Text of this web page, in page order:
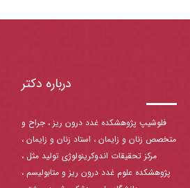
درباره دکتر
فلوشیپ پژوهشکده غدد درون ریز ، جراح و
متخصص زنان و زایمان ، استاد زنان و زایمان ،
مرکز تحقیقات اندوکرینولوژی تولید مثل ،
پژوهشکده علوم غدد درون ریز و متابولیسم ،